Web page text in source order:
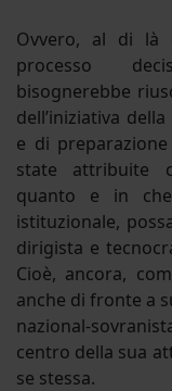
Ovvero, al di là
processo
bisognerebbe
dell’iniziativa
e di
state attribuite
quanto e in
istituzionale,
dirigista e
Cioè, ancora,
anche di fronte a
nazional-
centro della sua
se stessa.